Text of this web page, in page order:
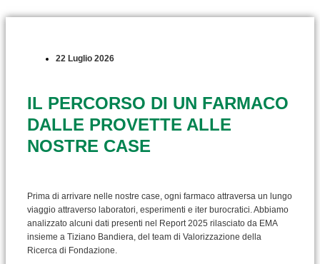
22 Luglio 2026
IL PERCORSO DI UN FARMACO
DALLE PROVETTE ALLE
NOSTRE CASE
Prima di arrivare nelle nostre case, ogni farmaco attraversa un lungo
viaggio attraverso laboratori, esperimenti e iter burocratici. Abbiamo
analizzato alcuni dati presenti nel Report 2025 rilasciato da EMA
insieme a Tiziano Bandiera, del team di Valorizzazione della
Ricerca di Fondazione.